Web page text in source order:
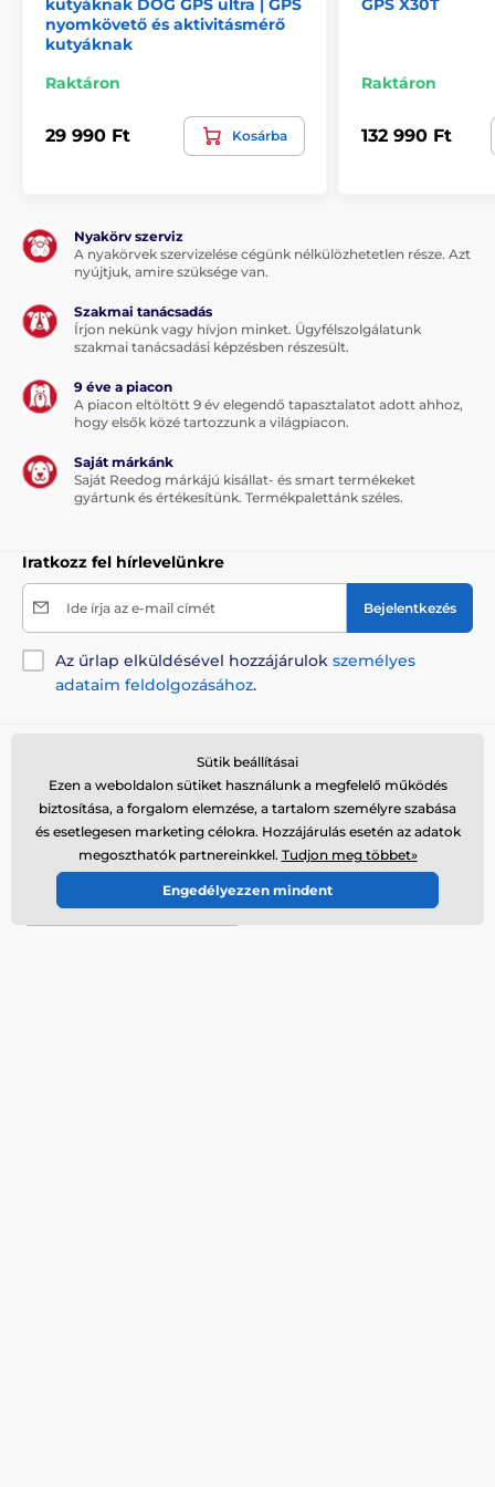
Rugalmas és tartós anyag – jól tart és nem
repedezik meg
Gyors és egyszerű felhelyezés szerszámok nélkül
Hátrányok
A csomag tartalma
1 db kék rögzítőcsat DOG GPS ultra nyomkövetőhöz
1 db rózsaszín rögzítőcsat DOG GPS ultra
nyomkövetőhöz
1 db piros rögzítőcsat DOG GPS ultra
nyomkövetőhöz
A műszaki specifikációk előzetes értesítés nélkül
változhatnak. A képek csak illusztrációk.
kutyáknak DOG GPS ultra | GPS
nyomkövető és aktivitásmérő
kutyáknak
Raktáron
29 990 Ft Kosárba
GPS X30T
Raktáron
132 990 Ft
Nyakörv szerviz
A nyakörvek szervizelése cégünk nélkülözhetetlen része. Azt
nyújtjuk, amire szüksége van.
Szakmai tanácsadás
Írjon nekünk vagy hívjon minket. Ügyfélszolgálatunk
szakmai tanácsadási képzésben részesült.
9 éve a piacon
A piacon eltöltött 9 év elegendő tapasztalatot adott ahhoz,
hogy elsők közé tartozzunk a világpiacon.
Saját márkánk
Saját Reedog márkájú kisállat- és smart termékeket
gyártunk és értékesítünk. Termékpalettánk széles.
Iratkozz fel hírlevelünkre
Ide írja az e-mail címét Bejelentkezés
Az űrlap elküldésével hozzájárulok személyes
adataim feldolgozásához.
Tanácsra van szükséged? offline
Az ügyfélszolgálat elérhető
+36 21 300 7514
info@reedog.hu
Hol találsz bennünket
Magyar
Sütik beállításai
Ezen a weboldalon sütiket használunk a megfelelő működés
biztosítása, a forgalom elemzése, a tartalom személyre szabása
és esetlegesen marketing célokra. Hozzájárulás esetén az adatok
megoszthatók partnereinkkel. Tudjon meg többet»
Engedélyezzen mindent